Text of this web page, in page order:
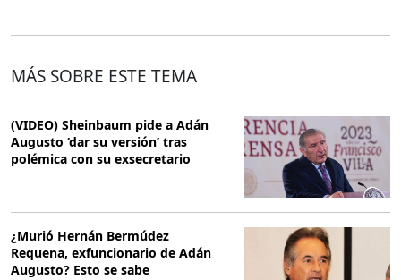
MÁS SOBRE ESTE TEMA
(VIDEO) Sheinbaum pide a Adán
Augusto ‘dar su versión’ tras
polémica con su exsecretario
¿Murió Hernán Bermúdez
Requena, exfuncionario de Adán
Augusto? Esto se sabe